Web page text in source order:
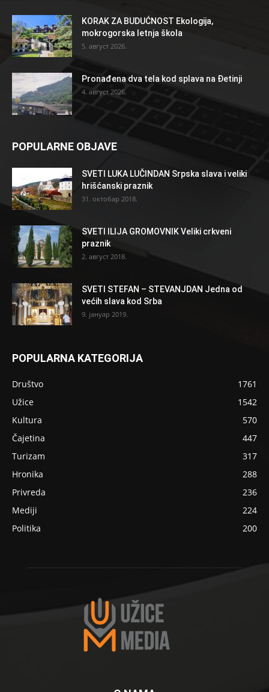
KORAK ZA BUDUĆNOST Ekologija,
mokrogorska letnja škola
5. август 2026.
Pronađena dva tela kod splava na Đetinji
4. август 2026.
POPULARNE OBJAVE
SVETI LUKA LUČINDAN Srpska slava i veliki
hrišćanski praznik
31. октобар 2018.
SVETI ILIJA GROMOVNIK Veliki crkveni
praznik
2. август 2018.
SVETI STEFAN – STEVANJDAN Jedna od
većih slava kod Srba
9. јануар 2019.
POPULARNA KATEGORIJA
Društvo
1761
Užice
1542
Kultura
570
Čajetina
447
Turizam
317
Hronika
288
Privreda
236
Mediji
224
Politika
200